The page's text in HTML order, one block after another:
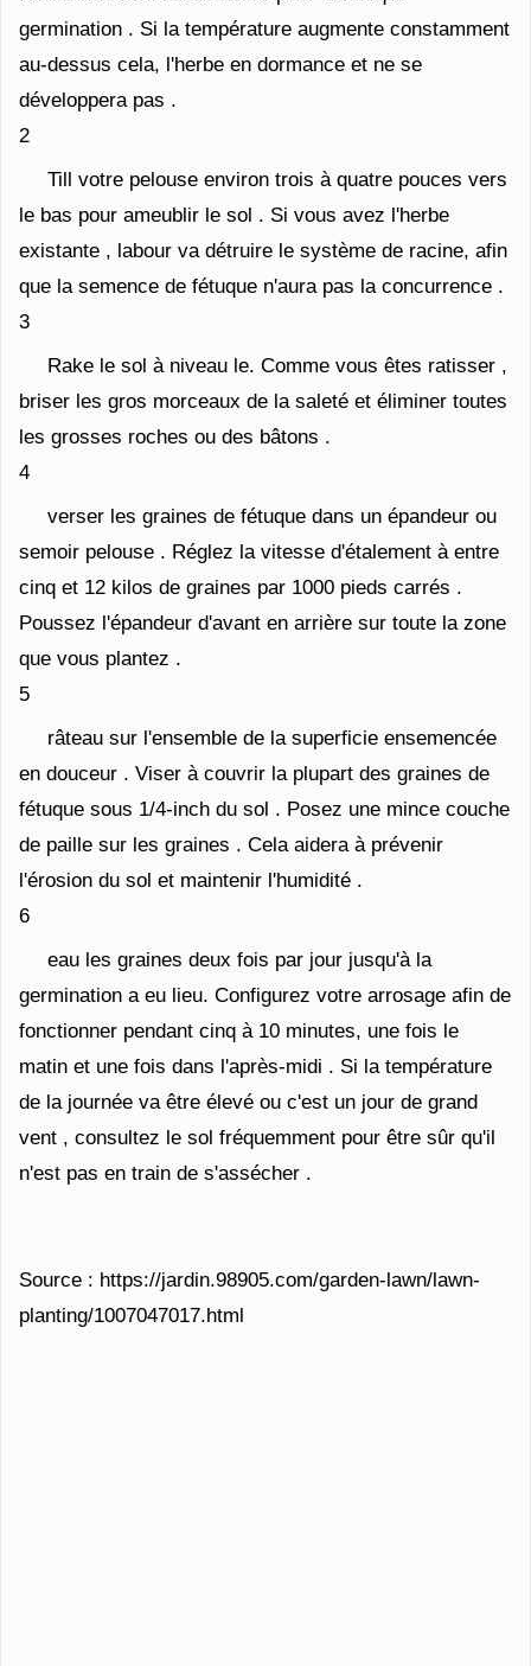
germination . Si la température augmente constamment
au-dessus cela, l'herbe en dormance et ne se
développera pas .
2
Till votre pelouse environ trois à quatre pouces vers
le bas pour ameublir le sol . Si vous avez l'herbe
existante , labour va détruire le système de racine, afin
que la semence de fétuque n'aura pas la concurrence .
3
Rake le sol à niveau le. Comme vous êtes ratisser ,
briser les gros morceaux de la saleté et éliminer toutes
les grosses roches ou des bâtons .
4
verser les graines de fétuque dans un épandeur ou
semoir pelouse . Réglez la vitesse d'étalement à entre
cinq et 12 kilos de graines par 1000 pieds carrés .
Poussez l'épandeur d'avant en arrière sur toute la zone
que vous plantez .
5
râteau sur l'ensemble de la superficie ensemencée
en douceur . Viser à couvrir la plupart des graines de
fétuque sous 1/4-inch du sol . Posez une mince couche
de paille sur les graines . Cela aidera à prévenir
l'érosion du sol et maintenir l'humidité .
6
eau les graines deux fois par jour jusqu'à la
germination a eu lieu. Configurez votre arrosage afin de
fonctionner pendant cinq à 10 minutes, une fois le
matin et une fois dans l'après-midi . Si la température
de la journée va être élevé ou c'est un jour de grand
vent , consultez le sol fréquemment pour être sûr qu'il
n'est pas en train de s'assécher .
Source : https://jardin.98905.com/garden-lawn/lawn-
planting/1007047017.html